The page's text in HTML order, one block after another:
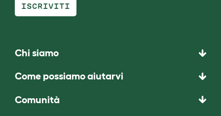
ISCRIVITI
Chi siamo
Come possiamo aiutarvi
Comunità